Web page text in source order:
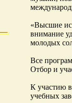
«Высшие
внимание
молодых
Все
Отбор и
К участию
учебных